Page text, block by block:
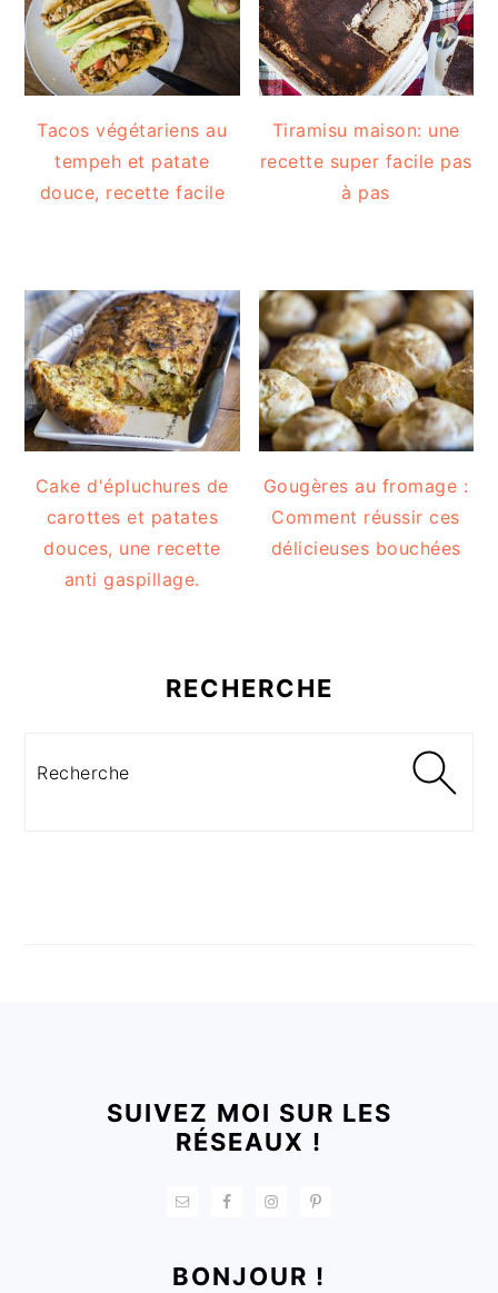
Tacos végétariens au
tempeh et patate
douce, recette facile
Tiramisu maison: une
recette super facile pas
à pas
Cake d'épluchures de
carottes et patates
douces, une recette
anti gaspillage.
Gougères au fromage :
Comment réussir ces
délicieuses bouchées
RECHERCHE
SUIVEZ MOI SUR LES
RÉSEAUX !
BONJOUR !